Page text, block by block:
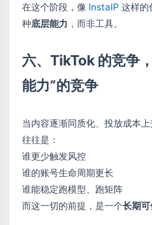
在这个阶段，像 InstaIP 这样的
种底层能力 ，而非工具。
六、TikTok 的竞争
能力”的竞争
当内容逐渐同质化、投放成本
往往是：
谁更少触发风控
谁的账号生命周期更长
谁能稳定跑模型、跑矩阵
而这一切的前提，是一个长期